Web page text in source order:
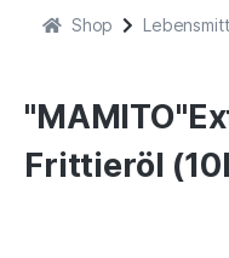
Shop
Frittieröl